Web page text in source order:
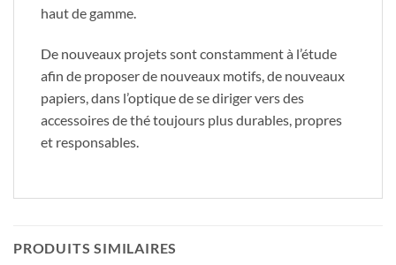
haut de gamme.
De nouveaux projets sont constamment à l’étude
afin de proposer de nouveaux motifs, de nouveaux
papiers, dans l’optique de se diriger vers des
accessoires de thé toujours plus durables, propres
et responsables.
PRODUITS SIMILAIRES